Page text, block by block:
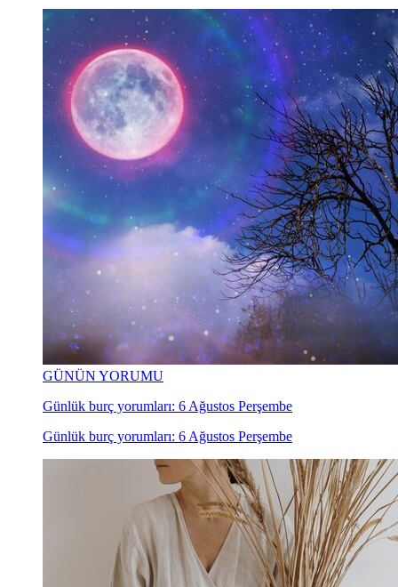
GÜNÜN YORUMU
Günlük burç yorumları: 6 Ağustos Perşembe
Günlük burç yorumları: 6 Ağustos Perşembe